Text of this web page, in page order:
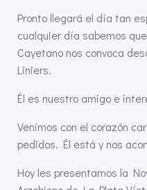
Pronto llegará el día tan
cualquier día sabemos
Cayetano nos convoca
Liniers.
Él es nuestro amigo e
Venimos con el corazón
pedidos. Él está y nos
Hoy les presentamos la